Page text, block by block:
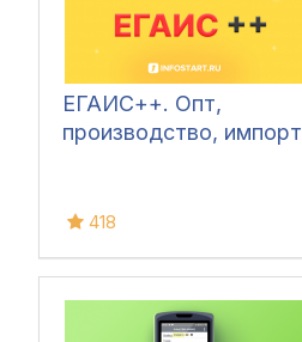
ЕГАИС++. Опт,
производство, импорт
418